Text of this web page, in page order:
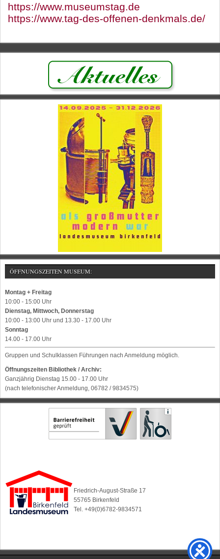
https://www.museumstag.de
https://www.tag-des-offenen-denkmals.de/
ÖFFNUNGSZEITEN MUSEUM:
Montag + Freitag
10:00 - 15:00 Uhr
Dienstag, Mittwoch, Donnerstag
10:00 - 13:00 Uhr und 13.30 - 17.00 Uhr
Sonntag
14.00 - 17.00 Uhr
Gruppen und Schulklassen Führungen nach Anmeldung möglich.
Öffnungszeiten Bibliothek / Archiv:
Ganzjährig Dienstag 15.00 - 17.00 Uhr
(nach telefonischer Anmeldung, 06782 / 9834575)
Friedrich-August-Straße 17
55765 Birkenfeld
Tel. +49(0)6782-9834571